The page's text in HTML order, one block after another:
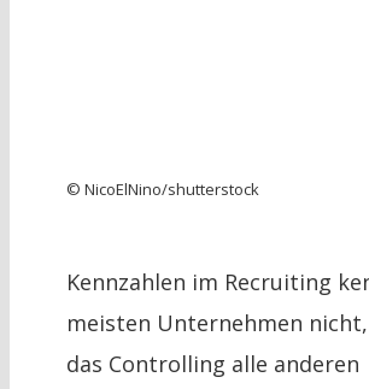
© NicoElNino/shutterstock
Kennzahlen im Recruiting
meisten Unternehmen
das Controlling alle anderen